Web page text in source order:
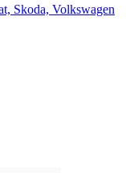
Skoda, Volkswagen